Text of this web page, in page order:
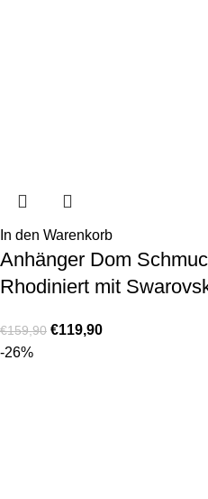
In den Warenkorb
Anhänger Dom
Rhodiniert mit
€159,90 €119,90
-26%